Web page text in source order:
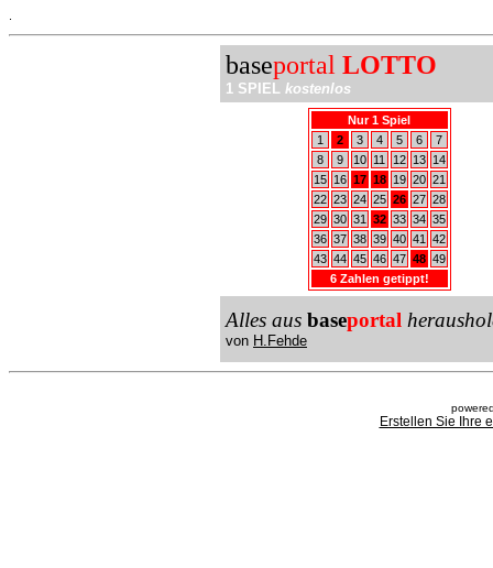
baseportal LOTTO
1 SPIEL kostenlos
Nur 1 Spiel
1
2 3 4 5 6
7
8
9 10 11 12 13
14
15
16 17 18 19 20 21
22 23 24 25 26 27 28
29 30 31 32 33 34 35
36 37 38 39 40 41
42
43 44 45 46 47 48 49
6 Zahlen getippt!
Alles aus baseportal
von H.Fehde
Erstellen Sie Ihre